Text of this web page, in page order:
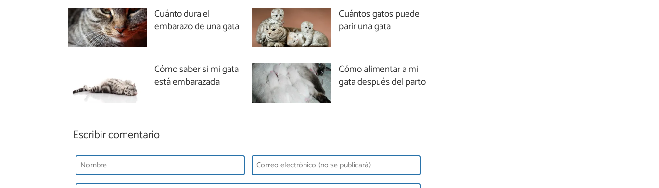
Cuánto dura el
embarazo de una gata
Cuántos gatos puede
parir una gata
Cómo saber si mi gata
está embarazada
Cómo alimentar a mi
gata después del parto
Escribir comentario